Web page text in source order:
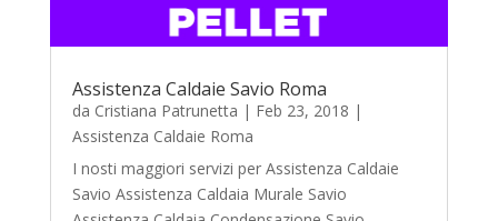
Assistenza Caldaie Savio Roma
da Cristiana Patrunetta | Feb 23, 2018 |
Assistenza Caldaie Roma
I nosti maggiori servizi per Assistenza Caldaie
Savio Assistenza Caldaia Murale Savio